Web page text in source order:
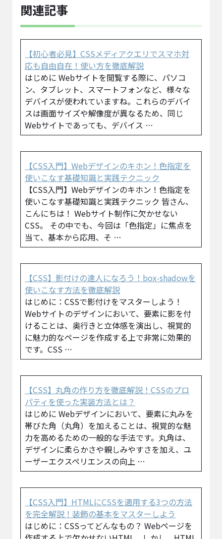
関連記事
【初心者必見】CSSメディアクエリでスマホ対
応も自由自在！使い方を徹底解説
はじめに Webサイトを閲覧する際に、パソコ
ン、タブレット、スマートフォンなど、様々な
デバイスが使われていますね。これらのデバイ
スは画面サイズや解像度が異なるため、同じ
Webサイトであっても、デバイス …
【CSS入門】Webデザインのキホン！色指定を
使いこなす基礎知識と実践テクニック
【CSS入門】Webデザインのキホン！色指定を
使いこなす基礎知識と実践テクニック 皆さん、
こんにちは！ Webサイト制作に欠かせない
CSS。 その中でも、今回は「色指定」に焦点を
当て、基本から応用、そ …
【CSS】影付けの達人になろう！box-shadowを
使いこなす方法を徹底解説
はじめに：CSSで影付けをマスターしよう！
Webサイトのデザインにおいて、要素に影を付
けることは、奥行きと立体感を演出し、視覚的
に魅力的なページを作成する上で非常に効果的
です。CSS …
【CSS】丸角の作り方を徹底解説！CSSのプロ
パティを使った実装方法とは？
はじめに Webデザインにおいて、要素に丸みを
帯びた角（丸角）を加えることは、視覚的な魅
力を高めるための一般的な手法です。丸角は、
デザインに柔らかさや親しみやすさを加え、ユ
ーザーエクスペリエンスの向上 …
【CSS入門】HTMLにCSSを適用する3つの方法
を完全解説！装飾の基本をマスターしよう
はじめに：CSSってどんなもの？ Webページを